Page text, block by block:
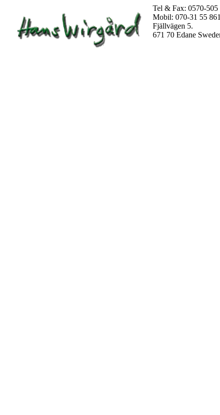
Tel & Fax: 0570-505
Mobil: 070-31 55
Fjällvägen 5.
671 70 Edane